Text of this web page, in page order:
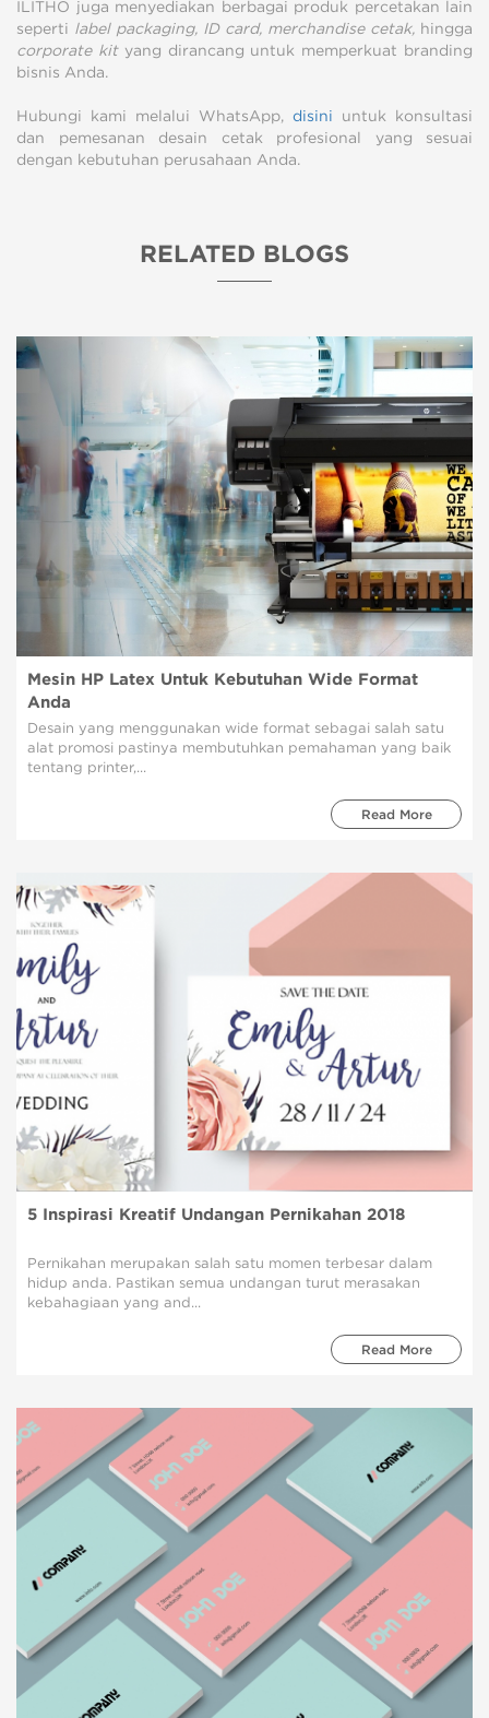
ILITHO juga menyediakan berbagai produk percetakan lain
seperti label packaging, ID card, merchandise cetak, hingga
corporate kityang dirancang untuk memperkuat branding
bisnis Anda.
Hubungi kami melalui WhatsApp, disini
untuk konsultasi
dan pemesanan desain cetak profesional yang sesuai
dengan kebutuhan perusahaan Anda.
RELATED BLOGS
Mesin HP Latex Untuk Kebutuhan Wide Format
Anda
Desain yang menggunakan wide format sebagai salah satu
alat promosi pastinya membutuhkan pemahaman yang baik
tentang printer,...
Read More
5 Inspirasi Kreatif Undangan Pernikahan 2018
Pernikahan merupakan salah satu momen terbesar dalam
hidup anda. Pastikan semua undangan turut merasakan
kebahagiaan yang and...
Read More